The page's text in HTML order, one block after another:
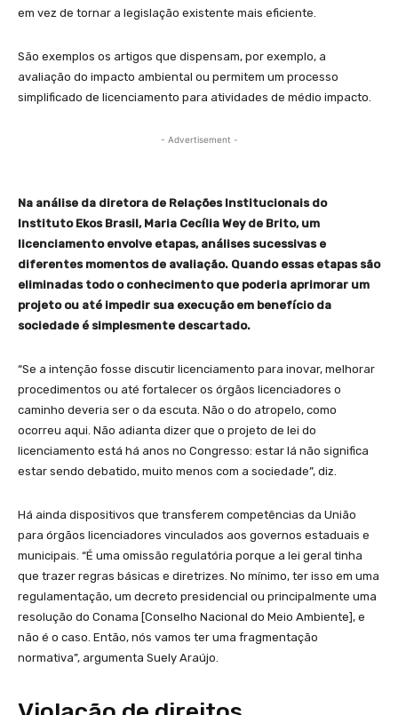
em vez de tornar a legislação existente mais eficiente.
São exemplos os artigos que dispensam, por exemplo, a
avaliação do impacto ambiental ou permitem um processo
simplificado de licenciamento para atividades de médio impacto.
- Advertisement -
Na análise da diretora de Relações Institucionais do
Instituto Ekos Brasil, Maria Cecília Wey de Brito, um
licenciamento envolve etapas, análises sucessivas e
diferentes momentos de avaliação. Quando essas etapas são
eliminadas todo o conhecimento que poderia aprimorar um
projeto ou até impedir sua execução em benefício da
sociedade é simplesmente descartado.
“Se a intenção fosse discutir licenciamento para inovar, melhorar
procedimentos ou até fortalecer os órgãos licenciadores o
caminho deveria ser o da escuta. Não o do atropelo, como
ocorreu aqui. Não adianta dizer que o projeto de lei do
licenciamento está há anos no Congresso: estar lá não significa
estar sendo debatido, muito menos com a sociedade”, diz.
Há ainda dispositivos que transferem competências da União
para órgãos licenciadores vinculados aos governos estaduais e
municipais. “É uma omissão regulatória porque a lei geral tinha
que trazer regras básicas e diretrizes. No mínimo, ter isso em uma
regulamentação, um decreto presidencial ou principalmente uma
resolução do Conama [Conselho Nacional do Meio Ambiente], e
não é o caso. Então, nós vamos ter uma fragmentação
normativa”, argumenta Suely Araújo.